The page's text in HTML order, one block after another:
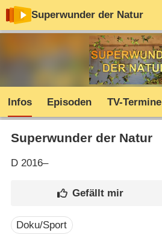
Superwunder der Natur
Infos Episoden TV-Termine
Superwunder der Natur
D2016–
Doku/Sport